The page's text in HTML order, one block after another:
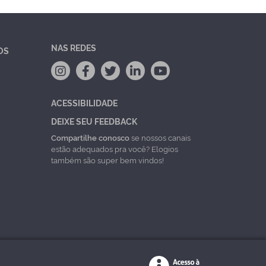
NAS REDES
ACESSIBILIDADE
DEIXE SEU FEEDBACK
Compartilhe conoscose nossos canais
estão adequados pra você? Elogios
também são super bem vindos!